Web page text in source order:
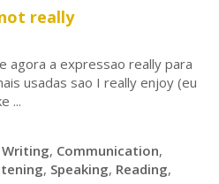
really
agora a expressao really para
usadas sao I really enjoy (eu
...
Writing, Communication,
, Speaking, Reading,